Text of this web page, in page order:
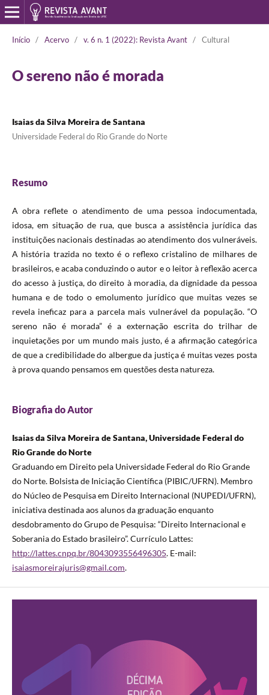
Início / Acervo / v. 6 n. 1 (2022): Revista Avant / Cultural
O sereno não é morada
Isaias da Silva Moreira de Santana
Universidade Federal do Rio Grande do Norte
Resumo
A obra reflete o atendimento de uma pessoa indocumentada,
idosa, em situação de rua, que busca a assistência jurídica das
instituições nacionais destinadas ao atendimento dos vulneráveis.
A história trazida no texto é o reflexo cristalino de milhares de
brasileiros, e acaba conduzindo o autor e o leitor à reflexão acerca
do acesso à justiça, do direito à moradia, da dignidade da pessoa
humana e de todo o emolumento jurídico que muitas vezes se
revela ineficaz para a parcela mais vulnerável da população. “O
sereno não é morada” é a externação escrita do trilhar de
inquietações por um mundo mais justo, é a afirmação categórica
de que a credibilidade do albergue da justiça é muitas vezes posta
à prova quando pensamos em questões desta natureza.
Biografia do Autor
Isaias da Silva Moreira de Santana, Universidade Federal do
Rio Grande do Norte
Graduando em Direito pela Universidade Federal do Rio Grande
do Norte. Bolsista de Iniciação Científica (PIBIC/UFRN). Membro
do Núcleo de Pesquisa em Direito Internacional (NUPEDI/UFRN),
iniciativa destinada aos alunos da graduação enquanto
desdobramento do Grupo de Pesquisa: “Direito Internacional e
Soberania do Estado brasileiro”. Currículo Lattes:
http://lattes.cnpq.br/8043093556496305. E-mail:
isaiasmoreirajuris@gmail.com.